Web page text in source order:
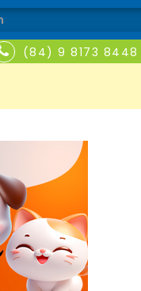
(84) 9 8173 8448